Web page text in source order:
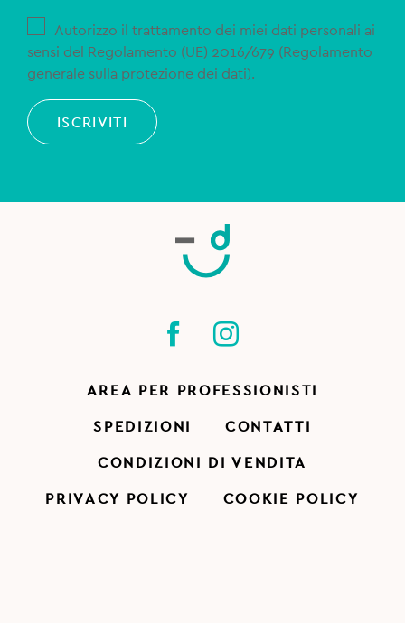
Autorizzo il trattamento dei miei dati personali ai
sensi del Regolamento (UE) 2016/679 (Regolamento
generale sulla protezione dei dati).
ISCRIVITI
AREA PER PROFESSIONISTI
SPEDIZIONI CONTATTI
CONDIZIONI DI VENDITA
PRIVACY POLICY COOKIE POLICY